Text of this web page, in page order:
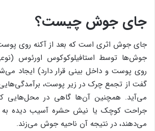
جای جوش چیست؟
جای جوش اثری است که بعد از آکنه روی
جوش‌ها توسط استافیلوکوکوس اورئوس
روی پوست و داخل بینی قرار دارد) ایجاد
گفت از تجمع چرک در زیر پوست، برآمدگی‌هایی
می‌آید. همچنین آن‌ها گاهی در محل‌هایی
جراحت کوچک یا نیش حشره آسیب دیده به
می‌دهند، در نتیجه آن ناحیه جوش می‌زند.